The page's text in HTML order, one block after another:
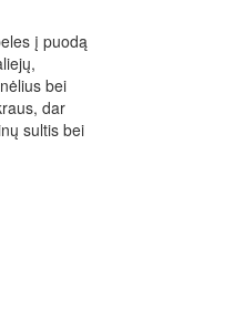
į puodą
bei
dar
sultis bei